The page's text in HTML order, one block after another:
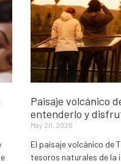
Paisaje volcánico
entenderlo y
May 20, 2026
El paisaje volcánico de
tesoros naturales de la